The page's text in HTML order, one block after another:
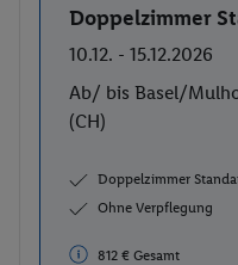
Buchen
Doppelzimmer
10.12. - 15.12.2026
Ab/ bis Basel/
(CH)
Doppelzimmer
Ohne Verpflegung
812 € Gesamt